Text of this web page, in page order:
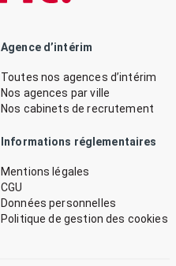
Agence d’intérim
Toutes nos agences d’intérim
Nos agences par ville
Nos cabinets de recrutement
Informations réglementaires
Mentions légales
CGU
Données personnelles
Politique de gestion des cookies